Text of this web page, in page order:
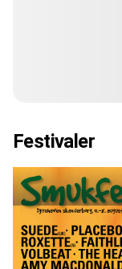
Festivaler